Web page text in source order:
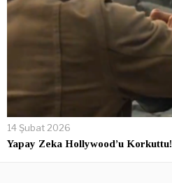
14 Şubat 2026
Yapay Zeka Hollywood’u Korkuttu!